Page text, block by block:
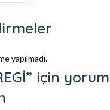
yapılmadı.
için